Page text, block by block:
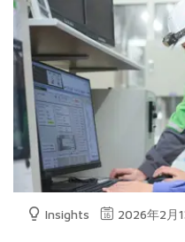
Insights 2026年2月